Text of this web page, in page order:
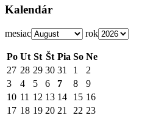
Kalendár
mesiac rok
Po Ut St Št Pia So Ne
27 28 29 30 31 1
2
3
4 5 6 7 8
9
10 11 12 13 14 15 16
17 18 19 20 21 22 23